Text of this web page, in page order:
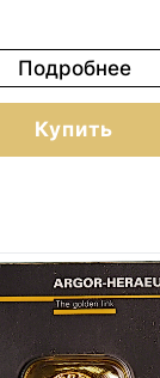
Подробнее
Купить